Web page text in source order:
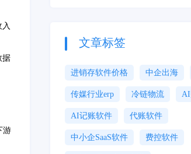
据
游
文章标签
进销存软件价格 中企出海
传媒行业erp 冷链物流 AI
AI记账软件 代账软件
中小企SaaS软件 费控软件